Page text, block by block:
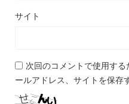
サイト
次回のコメントで使用す
ールアドレス、サイトを保存